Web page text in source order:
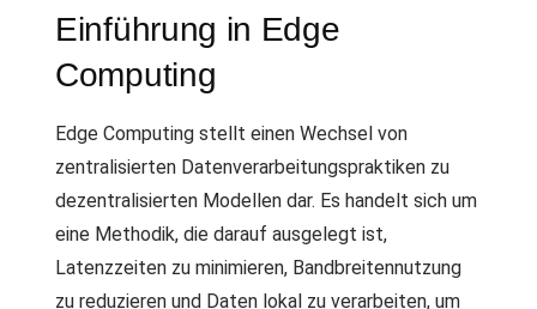
Einführung in Edge
Computing
Edge Computing stellt einen Wechsel von
zentralisierten Datenverarbeitungspraktiken zu
dezentralisierten Modellen dar. Es handelt sich um
eine Methodik, die darauf ausgelegt ist,
Latenzzeiten zu minimieren, Bandbreitennutzung
zu reduzieren und Daten lokal zu verarbeiten, um